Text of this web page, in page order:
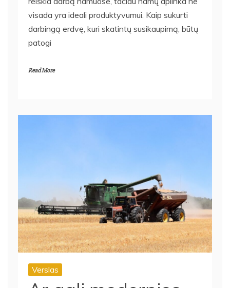
visada yra ideali produktyvumui. Kaip sukurti
darbingą erdvę, kuri skatintų susikaupimą, būtų
patogi
Read More
Verslas